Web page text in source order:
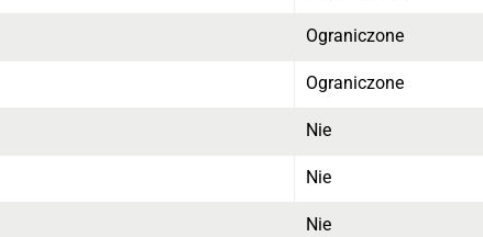
Ograniczone
Ograniczone
Nie
Nie
Nie